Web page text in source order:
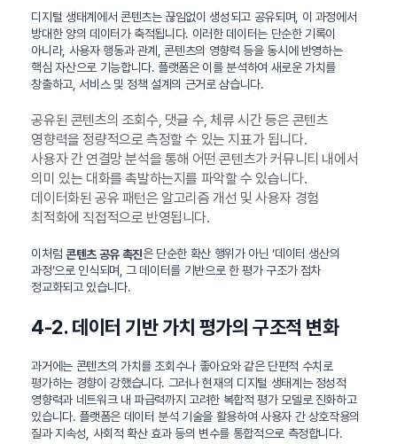
디지털 생태계에서 콘텐츠는 끊임없이 생성되고 공유되며, 이 과정에서
방대한 양의 데이터가 축적됩니다. 이러한 데이터는 단순한 기록이
아니라, 사용자 행동과 관계, 콘텐츠의 영향력 등을 동시에 반영하는
핵심 자산으로 기능합니다. 플랫폼은 이를 분석하여 새로운 가치를
창출하고, 서비스 및 정책 설계의 근거로 삼습니다.
공유된 콘텐츠의 조회수, 댓글 수, 체류 시간 등은 콘텐츠
영향력을 정량적으로 측정할 수 있는 지표가 됩니다.
사용자 간 연결망 분석을 통해 어떤 콘텐츠가 커뮤니티 내에서
의미 있는 대화를 촉발하는지를 파악할 수 있습니다.
데이터화된 공유 패턴은 알고리즘 개선 및 사용자 경험
최적화에 직접적으로 반영됩니다.
이처럼 콘텐츠 공유 촉진은 단순한 확산 행위가 아닌 ‘데이터 생산의
과정’으로 인식되며, 그 데이터를 기반으로 한 평가 구조가 점차
정교화되고 있습니다.
4-2. 데이터 기반 가치 평가의 구조적 변화
과거에는 콘텐츠의 가치를 조회수나 좋아요와 같은 단편적 수치로
평가하는 경향이 강했습니다. 그러나 현재의 디지털 생태계는 정성적
영향력과 네트워크 내 파급력까지 고려한 복합적 평가 모델로 진화하고
있습니다. 플랫폼은 데이터 분석 기술을 활용하여 사용자 간 상호작용의
질과 지속성, 사회적 확산 효과 등의 변수를 통합적으로 측정합니다.